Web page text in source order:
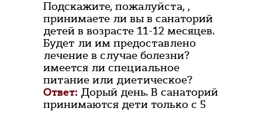
Подскажите, пожалуйста, ,
принимаете ли вы в санаторий
детей в возрасте 11-12 месяцев.
Будет ли им предоставлено
лечение в случае болезни?
имеется ли специальное
питание или диетическое?
Ответ: Дорый день. В санаторий
принимаются дети только с 5